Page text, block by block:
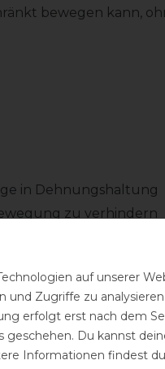
bewegen kann,
in Dehnungshaltung
zu verhindern
auf unserer
Zugriffe zu
erfolgt erst nach dem
Du kannst
Informationen findest